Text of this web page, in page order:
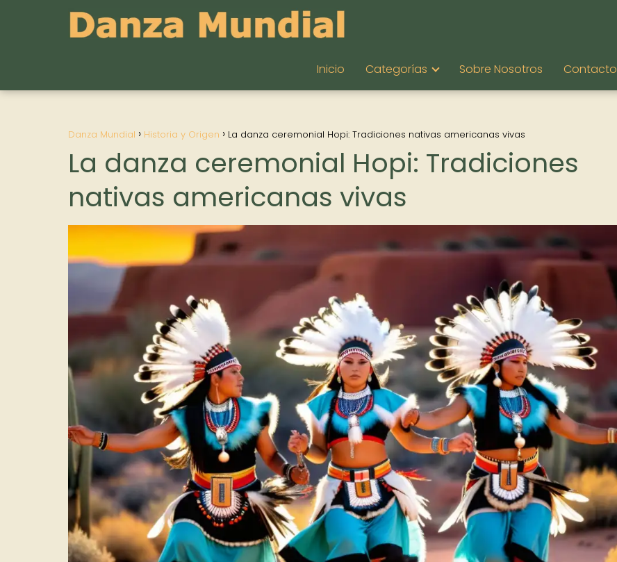
Inicio Categorías Sobre Nosotros Contacto
Danza Mundial Historia y Origen La danza ceremonial Hopi: Tradiciones nativas americanas vivas
La danza ceremonial Hopi: Tradiciones
nativas americanas vivas